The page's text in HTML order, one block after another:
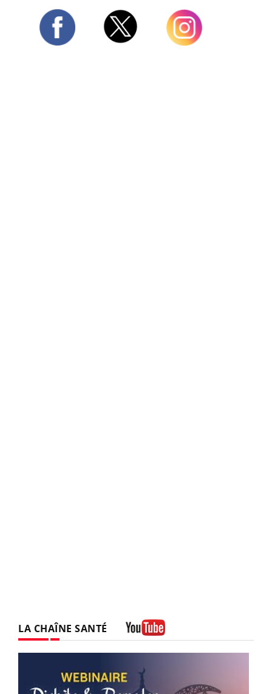
LA CHAÎNE SANTÉ